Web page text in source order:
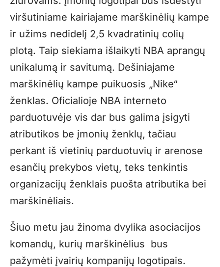
viršutiniame kairiajame marškinėlių kampe
ir užims nedidelį 2,5 kvadratinių colių
plotą. Taip siekiama išlaikyti NBA aprangų
unikalumą ir savitumą. Dešiniajame
marškinėlių kampe puikuosis „Nike“
ženklas. Oficialioje NBA interneto
parduotuvėje vis dar bus galima įsigyti
atributikos be įmonių ženklų, tačiau
perkant iš vietinių parduotuvių ir arenose
esančių prekybos vietų, teks tenkintis
organizacijų ženklais puošta atributika bei
marškinėliais.
Šiuo metu jau žinoma dvylika asociacijos
komandų, kurių marškinėlius bus
pažymėti įvairių kompanijų logotipais.